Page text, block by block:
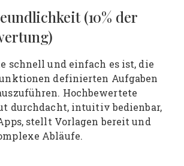
(10% der
schnell und einfach es ist, die
definierten Aufgaben
Hochbewertete
durchdacht, intuitiv bedienbar,
stellt Vorlagen bereit und
Abläufe.